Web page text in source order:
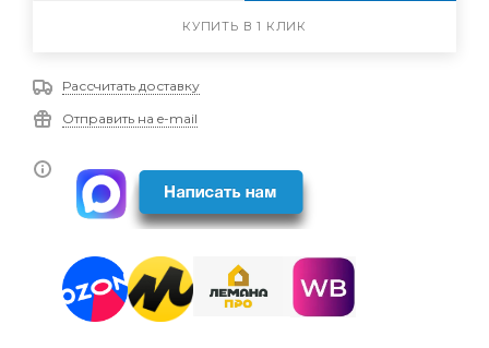
КУПИТЬ В 1 КЛИК
Рассчитать доставку
Отправить на e-mail